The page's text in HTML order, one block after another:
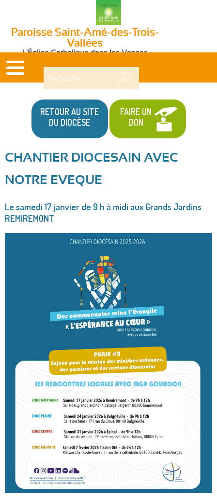
Paroisse Saint-Amé-des-Trois-
Vallées
L'Église Catholique dans les Vosges
RETOUR AU SITE
DU DIOCÈSE
FAIRE UN
DON
êtes
ici
CHANTIER DIOCESAIN AVEC
NOTRE EVEQUE
Le samedi 17 janvier de 9 h à midi aux Grands Jardins
REMIREMONT